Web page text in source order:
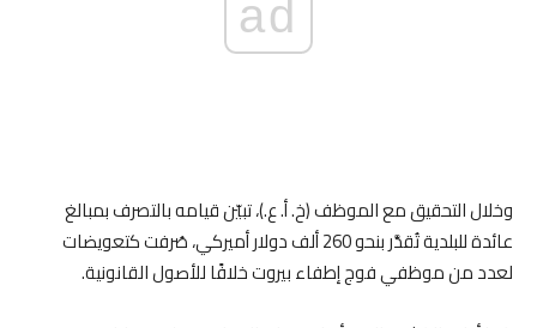
ad
وخلال التحقيق مع الموظف (خ. أ. ع.)، تبيّن قيامه بالتصرف بمبالغ
عائدة للبلدية تُقدَّر بنحو 260 ألف دولار أميركي، صُرفت كتعويضات
لعدد من موظفي فوج إطفاء بيروت خلافًا للأصول القانونية.